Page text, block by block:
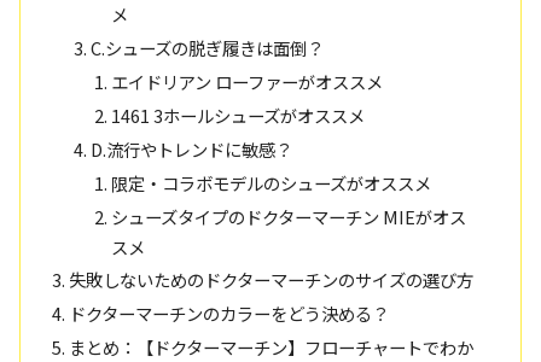
メ
C.シューズの脱ぎ履きは面倒？
エイドリアン ローファーがオススメ
1461 3ホールシューズがオススメ
D.流行やトレンドに敏感？
限定・コラボモデルのシューズがオススメ
シューズタイプのドクターマーチン MIEがオス
スメ
失敗しないためのドクターマーチンのサイズの選び方
ドクターマーチンのカラーをどう決める？
まとめ：【ドクターマーチン】フローチャートでわか